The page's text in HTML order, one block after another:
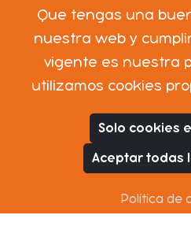
Que tengas una
nuestra web y
vigente es nuestra
utilizamos cookies
Solo cookies
Aceptar todas
Política de